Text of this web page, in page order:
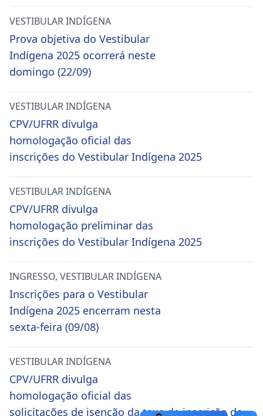
VESTIBULAR INDÍGENA
Prova objetiva do Vestibular
Indígena 2025 ocorrerá neste
domingo (22/09)
VESTIBULAR INDÍGENA
CPV/UFRR divulga
homologação oficial das
inscrições do Vestibular Indígena 2025
VESTIBULAR INDÍGENA
CPV/UFRR divulga
homologação preliminar das
inscrições do Vestibular Indígena 2025
INGRESSO, VESTIBULAR INDÍGENA
Inscrições para o Vestibular
Indígena 2025 encerram nesta
sexta-feira (09/08)
VESTIBULAR INDÍGENA
CPV/UFRR divulga
homologação oficial das
solicitações de isenção da taxa de inscrição do